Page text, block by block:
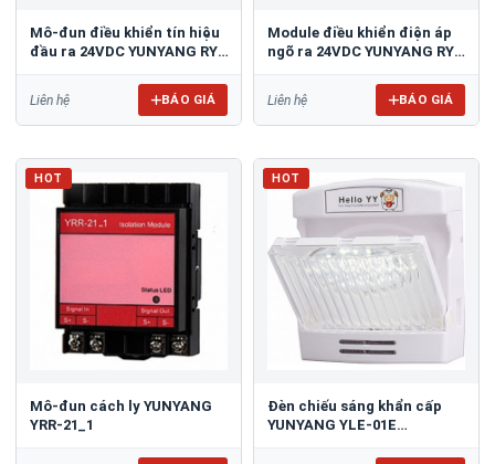
Mô-đun điều khiển tín hiệu
đầu ra 24VDC YUNYANG RY-
Liên hệ BÁO GIÁ
Module điều khiển điện áp
ngõ ra 24VDC YUNYANG RY-
Liên hệ BÁO GIÁ
HOT
Mô-đun cách ly YUNYANG
YRR-21_1
HOT
Đèn chiếu sáng khẩn cấp
YUNYANG YLE-01E